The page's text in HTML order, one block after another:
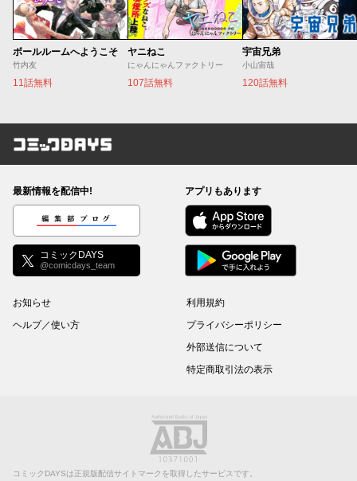
ボールルームへようこそ
竹内友
11話無料
ヤニねこ
にゃんにゃんファクトリー
107話無料
宇宙兄弟
小山宙哉
120話無料
コミックDAYS
最新情報を配信中!
編集部ブログ
コミックDAYS
@comicdays_team
アプリもあります
お知らせ
ヘルプ／使い方
利用規約
プライバシーポリシー
外部送信について
特定商取引法の表示
コミックDAYSは正規版配信サイトマークを取得したサービスです。